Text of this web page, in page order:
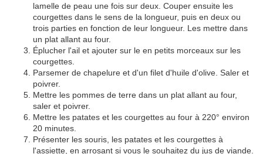
lamelle de peau une fois sur deux. Couper ensuite les
courgettes dans le sens de la longueur, puis en deux ou
trois parties en fonction de leur longueur. Les mettre dans
un plat allant au four.
Éplucher l'ail et ajouter sur le en petits morceaux sur les
courgettes.
Parsemer de chapelure et d'un filet d'huile d'olive. Saler et
poivrer.
Mettre les pommes de terre dans un plat allant au four,
saler et poivrer.
Mettre les patates et les courgettes au four à 220° environ
20 minutes.
Présenter les souris, les patates et les courgettes à
l'assiette, en arrosant si vous le souhaitez du jus de viande.